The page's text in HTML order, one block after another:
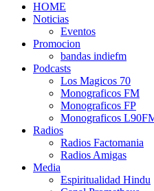
HOME
Noticias
Eventos
Promocion
bandas indiefm
Podcasts
Los Magicos 70
Monograficos FM
Monograficos FP
Monograficos
Radios
Radios Factomania
Radios Amigas
Media
Espiritualidad Hindu